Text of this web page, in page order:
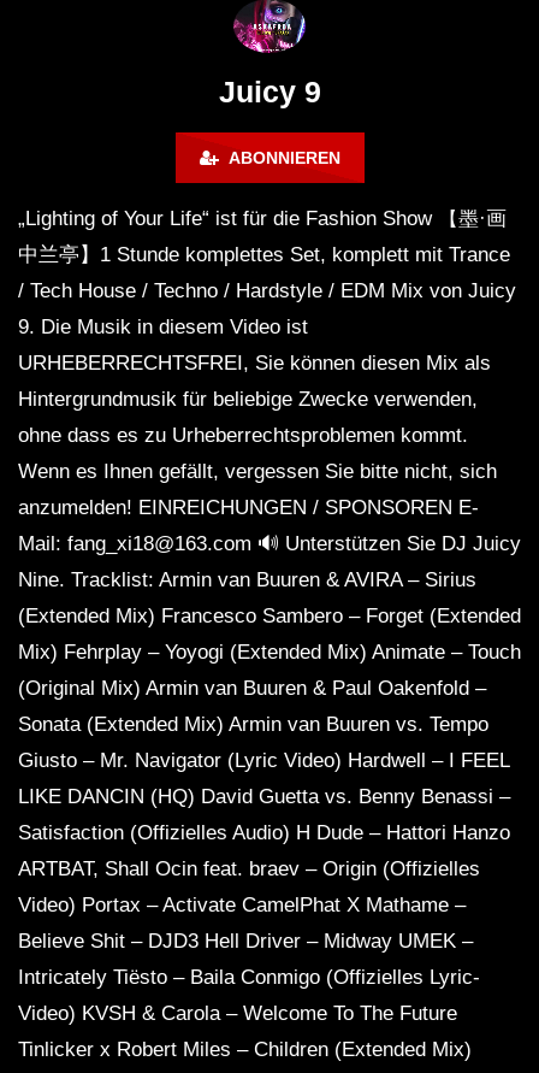
Juicy 9
ABONNIEREN
„Lighting of Your Life“ ist für die Fashion Show 【墨·画
中兰亭】1 Stunde komplettes Set, komplett mit Trance
/ Tech House / Techno / Hardstyle / EDM Mix von Juicy
9. Die Musik in diesem Video ist
URHEBERRECHTSFREI, Sie können diesen Mix als
Hintergrundmusik für beliebige Zwecke verwenden,
ohne dass es zu Urheberrechtsproblemen kommt.
Wenn es Ihnen gefällt, vergessen Sie bitte nicht, sich
anzumelden! EINREICHUNGEN / SPONSOREN E-
Mail: fang_xi18@163.com 🔊 Unterstützen Sie DJ Juicy
Nine. Tracklist: Armin van Buuren & AVIRA – Sirius
(Extended Mix) Francesco Sambero – Forget (Extended
Mix) Fehrplay – Yoyogi (Extended Mix) Animate – Touch
(Original Mix) Armin van Buuren & Paul Oakenfold –
Sonata (Extended Mix) Armin van Buuren vs. Tempo
Giusto – Mr. Navigator (Lyric Video) Hardwell – I FEEL
LIKE DANCIN (HQ) David Guetta vs. Benny Benassi –
Satisfaction (Offizielles Audio) H Dude – Hattori Hanzo
ARTBAT, Shall Ocin feat. braev – Origin (Offizielles
Video) Portax – Activate CamelPhat X Mathame –
Believe Shit – DJD3 Hell Driver – Midway UMEK –
Intricately Tiësto – Baila Conmigo (Offizielles Lyric-
Video) KVSH & Carola – Welcome To The Future
Tinlicker x Robert Miles – Children (Extended Mix)